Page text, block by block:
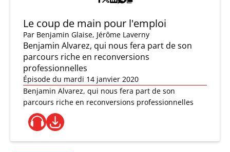
Le coup de main pour l'emploi
Par Benjamin Glaise, Jérôme Laverny
Benjamin Alvarez, qui nous fera part de son
parcours riche en reconversions
professionnelles
Épisode du mardi 14 janvier 2020
Benjamin Alvarez, qui nous fera part de son
parcours riche en reconversions professionnelles